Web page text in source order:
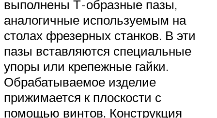
выполнены Т-образные пазы,
аналогичные используемым на
столах фрезерных станков. В эти
пазы вставляются специальные
упоры или крепежные гайки.
Обрабатываемое изделие
прижимается к плоскости с
помощью винтов. Конструкция